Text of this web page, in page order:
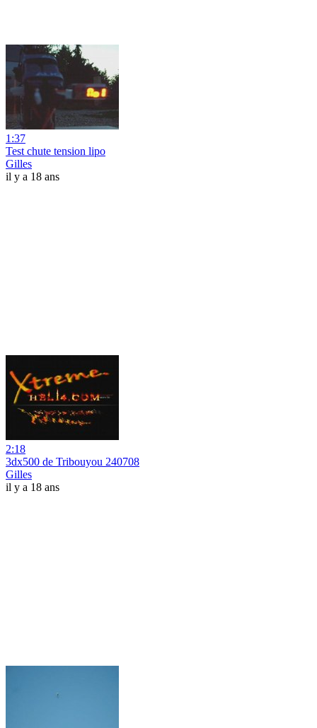
1:37
Test chute tension lipo
Gilles
il y a 18 ans
2:18
3dx500 de Tribouyou 240708
Gilles
il y a 18 ans